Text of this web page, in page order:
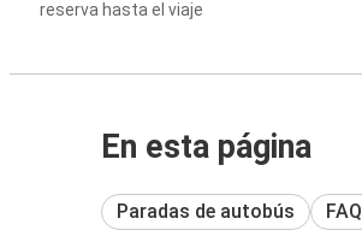
reserva hasta el viaje
En esta página
Paradas de autobús FAQ